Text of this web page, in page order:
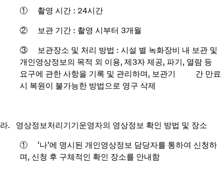
① 촬영 시간 : 24시간
② 보관 기간 : 촬영 시부터 3개월
③ 보관장소 및 처리 방법 : 시설 별 녹화장비 내 보관 및
개인영상정보의 목적 외 이용, 제3자 제공, 파기, 열람 등
요구에 관한 사항을 기록 및 관리하며, 보관기 간 만료
시 복원이 불가능한 방법으로 영구 삭제
라. 영상정보처리기기운영자의 영상정보 확인 방법 및 장소
① ‘나’에 명시된 개인영상정보 담당자를 통하여 신청하
며, 신청 후 구체적인 확인 장소를 안내함